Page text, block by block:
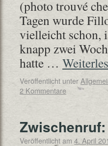
(photo trouvé
Tagen wurde
vielleicht schon,
knapp zwei
hatte …
Veröffentlicht unter
2 Kommentare
Veröffentlicht am 4. April